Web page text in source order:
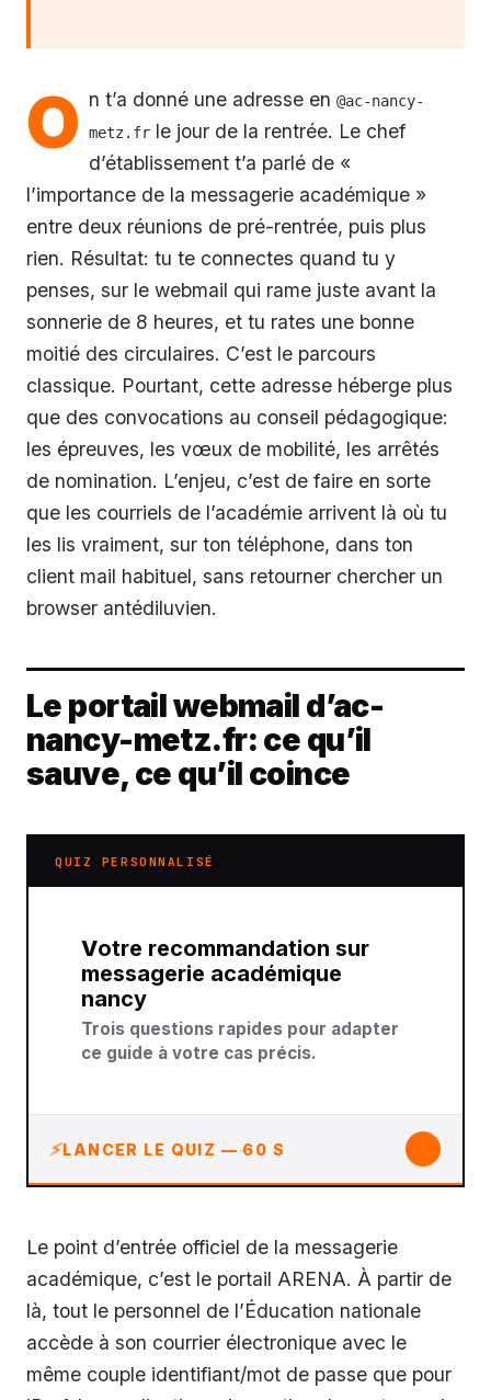
O n t’a donné une adresse en @ac-nancy-
metz.fr le jour de la rentrée. Le chef
d’établissement t’a parlé de «
l’importance de la messagerie académique »
entre deux réunions de pré-rentrée, puis plus
rien. Résultat: tu te connectes quand tu y
penses, sur le webmail qui rame juste avant la
sonnerie de 8 heures, et tu rates une bonne
moitié des circulaires. C’est le parcours
classique. Pourtant, cette adresse héberge plus
que des convocations au conseil pédagogique:
les épreuves, les vœux de mobilité, les arrêtés
de nomination. L’enjeu, c’est de faire en sorte
que les courriels de l’académie arrivent là où tu
les lis vraiment, sur ton téléphone, dans ton
client mail habituel, sans retourner chercher un
browser antédiluvien.
Le portail webmail d’ac-
nancy-metz.fr: ce qu’il
sauve, ce qu’il coince
QUIZ PERSONNALISÉ
Votre recommandation sur
messagerie académique
nancy
Trois questions rapides pour adapter
ce guide à votre cas précis.
LANCER LE QUIZ — 60 S
Le point d’entrée officiel de la messagerie
académique, c’est le portail ARENA. À partir de
là, tout le personnel de l’Éducation nationale
accède à son courrier électronique avec le
même couple identifiant/mot de passe que pour